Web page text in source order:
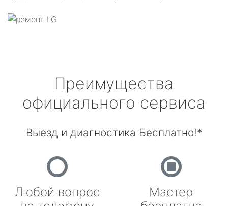
Преимущества
официального сервиса
Выезд и диагностика Бесплатно!*
Любой вопрос
Мастер